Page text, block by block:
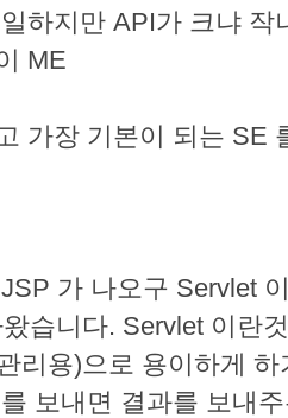
하지만 API가 크냐
ME
가장 기본이 되는 SE
가 나오구 Servlet
습니다. Servlet 이란
리용)으로 용이하게
보내면 결과를 보내